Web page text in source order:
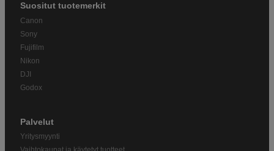
Suositut tuotemerkit
Canon
Sony
Fujifilm
Nikon
DJI
Godox
Palvelut
Yritysmyynti